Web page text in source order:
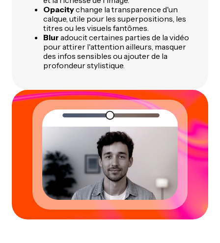
Opacitychange la transparence d'un
calque, utile pour les superpositions, les
titres ou les visuels fantômes.
Blur adoucit certaines parties de la vidéo
pour attirer l'attention ailleurs, masquer
des infos sensibles ou ajouter de la
profondeur stylistique.